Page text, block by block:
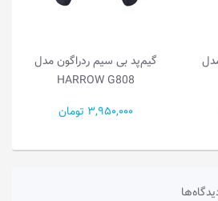
گیم‌پد بی سیم ردراگون مدل
HARROW G808
3,950,000 تومان